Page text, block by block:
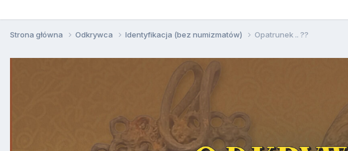
Strona główna Odkrywca Identyfikacja (bez numizmatów) Opatrunek .. ??